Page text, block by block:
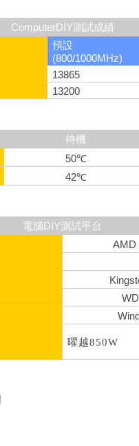
ComputerDIY測試成績
預設
(800/1000MHz)
13865
13200
待機
50℃
42℃
電腦DIY測試平台
AMD
曜越850W